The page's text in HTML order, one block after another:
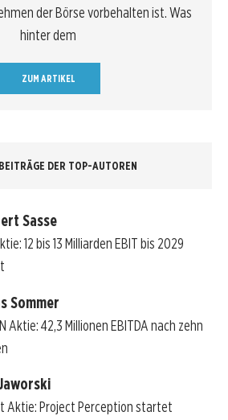
der Börse vorbehalten ist. Was
hinter dem
ZUM ARTIKEL
DER TOP-AUTOREN
Sasse
12 bis 13 Milliarden EBIT bis 2029
Sommer
Aktie: 42,3 Millionen EBITDA nach zehn
Aktie: Project Perception startet